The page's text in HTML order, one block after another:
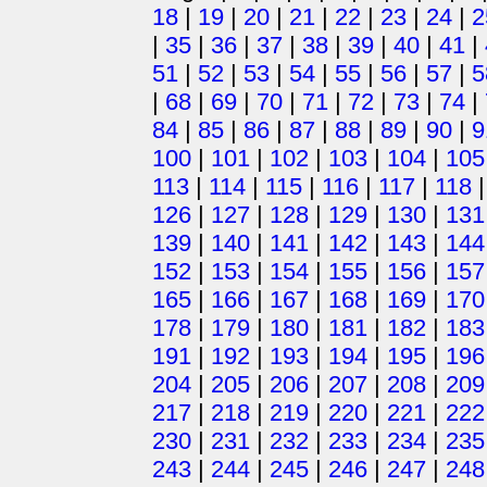
18 | 19 | 20 | 21 | 22 | 23 | 24 |
| 35 | 36 | 37 | 38 | 39 | 40 | 41 |
51 | 52 | 53 | 54 | 55 | 56 | 57 |
| 68 | 69 | 70 | 71 | 72 | 73 | 74 |
84 | 85 | 86 | 87 | 88 | 89 | 90 |
100 | 101 | 102 | 103 | 104 | 105
113 | 114 | 115 | 116 | 117 | 118
126 | 127 | 128 | 129 | 130 | 131
139 | 140 | 141 | 142 | 143 | 144
152 | 153 | 154 | 155 | 156 | 157
165 | 166 | 167 | 168 | 169 | 170
178 | 179 | 180 | 181 | 182 | 183
191 | 192 | 193 | 194 | 195 | 196
204 | 205 | 206 | 207 | 208 | 209
217 | 218 | 219 | 220 | 221 | 222
230 | 231 | 232 | 233 | 234 | 235
243 | 244 | 245 | 246 | 247 | 248